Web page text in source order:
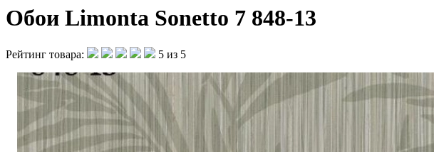
Обои Limonta Sonetto 7 848-13
Рейтинг товара: 5 из 5